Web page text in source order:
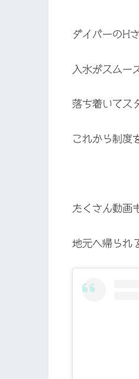
ダイバーのH
入水がスムー
落ち着いてス
これから制度
たくさん動画
地元へ帰られ